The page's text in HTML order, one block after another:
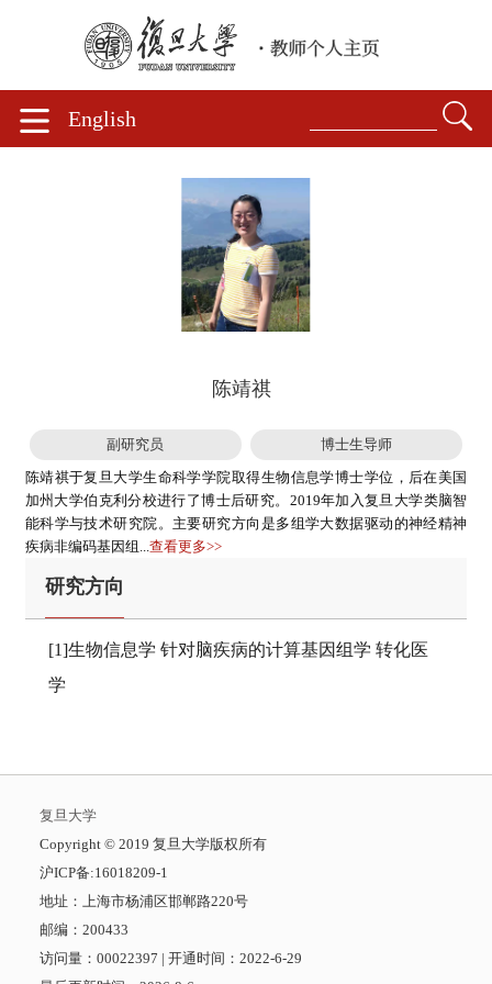
English
陈靖祺
副研究员
博士生导师
陈靖祺于复旦大学生命科学学院取得生物信息学博士学位，后在美国
加州大学伯克利分校进行了博士后研究。2019年加入复旦大学类脑智
能科学与技术研究院。主要研究方向是多组学大数据驱动的神经精神
疾病非编码基因组... 查看更多>>
研究方向
[1]生物信息学 针对脑疾病的计算基因组学 转化医
学
复旦大学
​Copyright © 2019 复旦大学版权所有
沪ICP备:16018209-1
地址：上海市杨浦区邯郸路220号
邮编：200433
访问量： 00022397 | 开通时间： 2022-6-29